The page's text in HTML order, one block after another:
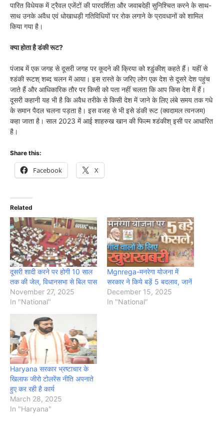
पारित विधेयक में ट्रैवल एजेंटों की पारदर्शिता और जवाबदेही सुनिश्चित करने के साथ-
साथ उनके अवैध एवं धोखाधड़ी गतिविधियों पर रोक लगाने के प्रावधानों को शामिल
किया गया है।
क्या होता है डंकी रूट?
पंजाब में एक जगह से दूसरी जगह पर कूदने की क्रिया को श्डुंकीश् कहते हैं। यहीं से
श्डंकी रूटश् शब्द चलन में आया। इस रास्ते के जरिए लोग एक देश से दूसरे देश पहुंच
जाते हैं और आधिकारिक तौर पर किसी को पता नहीं चलता कि आप किस देश में हैं।
दूसरी कहानी यह भी है कि अवैध तरीके से किसी देश में जाने के लिए लंबे समय तक गधे
के समान पैदल चलना पड़ता है। इस वजह से भी इसे डंकी रूट (क्वदामल त्वनजम)
कहा जाता है। साल 2023 में आई शाहरुख खान की फिल्म श्डंकीश् इसी पर आधारित
है।
Share this:
Facebook X
Related
दूसरी शादी करने पर होगी 10 साल
तक की जेल, विधानसभा से बिल पास
November 27, 2025
In "National"
Mgnrega-मनरेगा योजना में
सरकार ने किये बड़ें 5 बदलाव, जानें
December 15, 2025
In "National"
Haryana सरकार भ्रष्टाचार के
खिलाफ जीरो टोलरेंस नीति अपनाते
हुए कर रही है कार्य
March 28, 2025
In "Haryana"